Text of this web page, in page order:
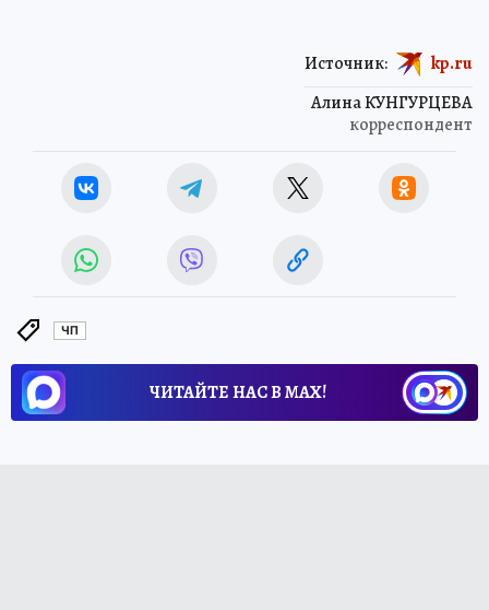
Алина КУНГУРЦЕВА
корреспондент
Источник: kp.ru
ЧП
ЧИТАЙТЕ НАС В МАХ!